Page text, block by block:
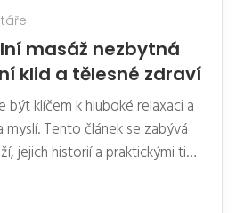
masáž nezbytná
klid a tělesné zdraví
být klíčem k hluboké relaxaci a
Tento článek se zabývá
jejich historií a praktickými tipy
jak tato technika může
zdraví.